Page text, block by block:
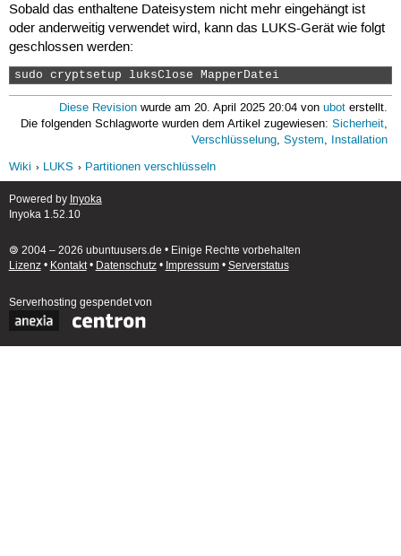
Sobald das enthaltene Dateisystem nicht mehr eingehängt ist
oder anderweitig verwendet wird, kann das LUKS-Gerät wie folgt
geschlossen werden:
sudo cryptsetup luksClose MapperDatei
Diese Revision wurde am 20. April 2025 20:04 vonubot erstellt.
Die folgenden Schlagworte wurden dem Artikel zugewiesen:Sicherheit,
Verschlüsselung,System, Installation
Wiki
LUKS Partitionen verschlüsseln
Powered by Inyoka
Inyoka 1.52.10
🄯 2004 – 2026 ubuntuusers.de • Einige Rechte vorbehalten
Lizenz• Kontakt• Datenschutz• Impressum• Serverstatus
Serverhosting gespendet von